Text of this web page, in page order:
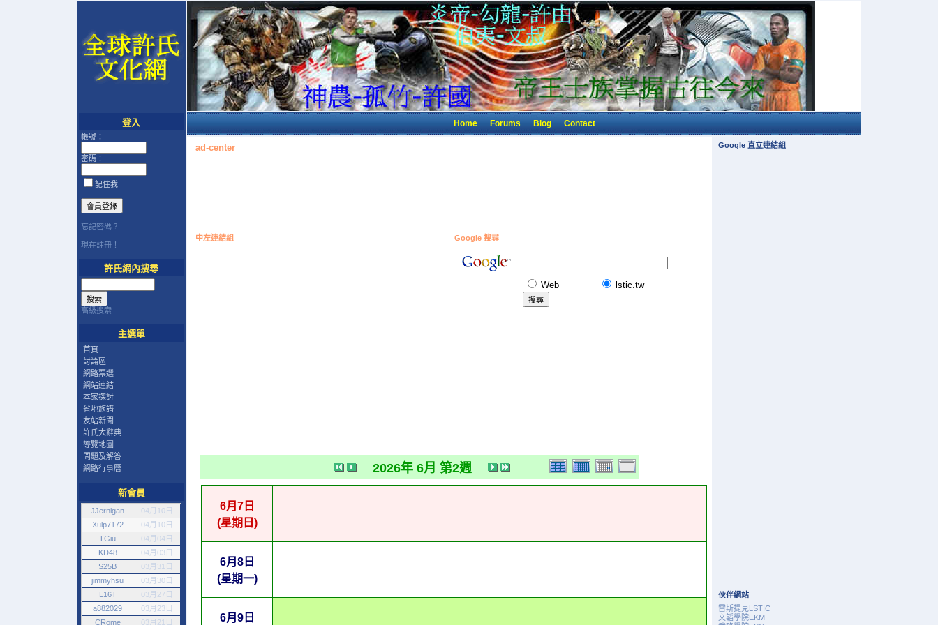
登入
帳號：
密碼：
記住我
忘記密碼？
現在註冊！
許氏網內搜尋
高級搜索
主選單
首頁
討論區
網路票選
網站連結
本家探討
省地族譜
友站新聞
許氏大辭典
導覽地圖
問題及解答
網路行事曆
新會員
JJernigan
04月10日
Xulp7172
04月10日
TGiu
04月04日
KD48
04月03日
S25B
03月31日
jimmyhsu
03月30日
L16T
03月27日
a882029
03月23日
CRome
03月21日
Home Forums Blog Contact
ad-center
中左連結組 Google 搜尋
Web lstic.tw
2026年 6月 第2週
6月7日
(星期日)
6月8日
(星期一)
6月9日
Google 直立連結組
伙伴網站
雷斯提克LSTIC
文韜學院EKM